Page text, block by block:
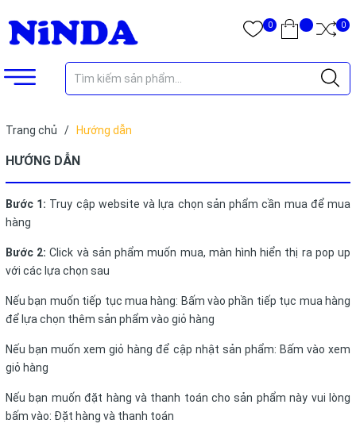
0 0
Trang chủ / Hướng dẫn
HƯỚNG DẪN
Bước 1: Truy cập website và lựa chọn sản phẩm cần mua để mua
hàng
Bước 2: Click và sản phẩm muốn mua, màn hình hiển thị ra pop up
với các lựa chọn sau
Nếu bạn muốn tiếp tục mua hàng: Bấm vào phần tiếp tục mua hàng
để lựa chọn thêm sản phẩm vào giỏ hàng
Nếu bạn muốn xem giỏ hàng để cập nhật sản phẩm: Bấm vào xem
giỏ hàng
Nếu bạn muốn đặt hàng và thanh toán cho sản phẩm này vui lòng
bấm vào: Đặt hàng và thanh toán